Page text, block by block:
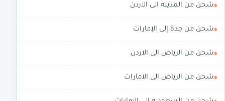
شحن من المدينة الى الاردن
شحن من جدة إلى الإمارات
شحن من الرياض الى الاردن
شحن من الرياض الى الامارات